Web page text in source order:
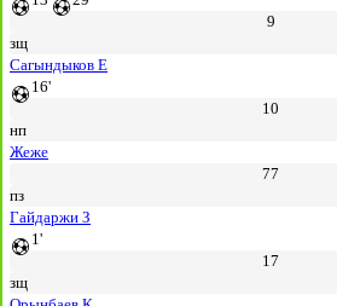
9
зщ
Сагындыков Е
16'
10
нп
Жеже
77
пз
Гайдаржи З
1'
17
зщ